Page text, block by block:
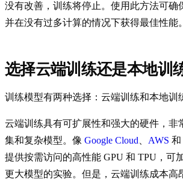
没有改善，训练将停止。使用此方法可确
并在没有过多计算的情况下获得最佳性能。
选择云端训练还是本地训
训练模型有两种选择：云端训练和本地训
云端训练具有可扩展性和强大的硬件，非
集和复杂模型。像 Google Cloud AWS 和
提供按需访问的高性能 GPU 和 TPU，可
更大模型的实验。但是，云端训练成本高